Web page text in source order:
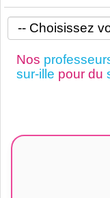
Nos
sur-ille pour du